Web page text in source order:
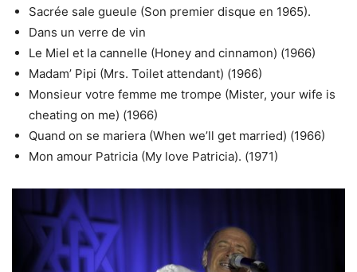
Sacrée sale gueule (Son premier disque en 1965).
Dans un verre de vin
Le Miel et la cannelle (Honey and cinnamon) (1966)
Madam’ Pipi (Mrs. Toilet attendant) (1966)
Monsieur votre femme me trompe (Mister, your wife is
cheating on me) (1966)
Quand on se mariera (When we’ll get married) (1966)
Mon amour Patricia (My love Patricia). (1971)